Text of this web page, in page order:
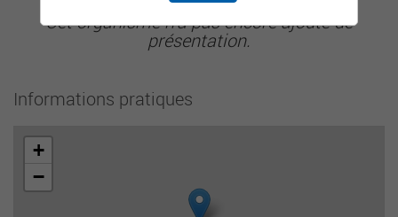
Cet organisme n'a pas encore ajouté de
présentation.
Informations pratiques
+
−